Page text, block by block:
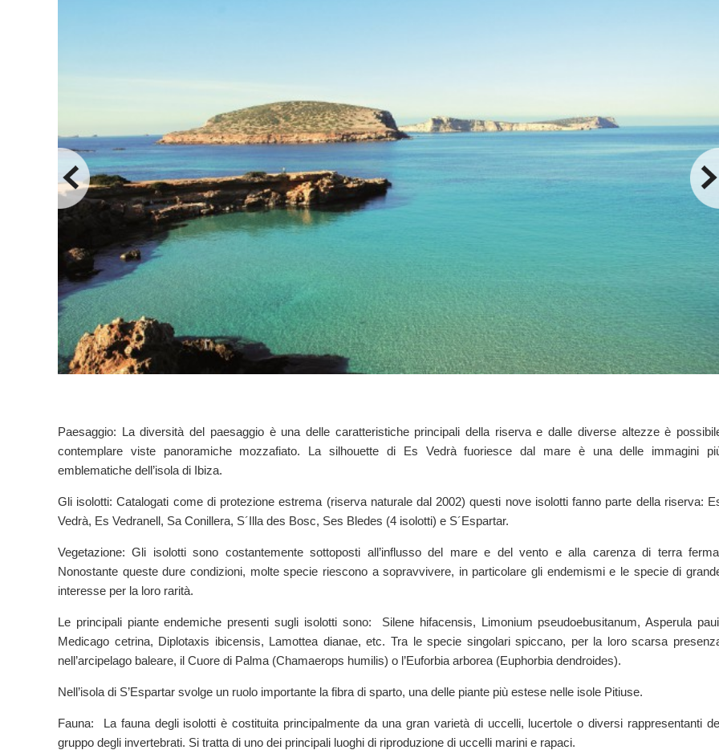
Paesaggio: La diversità del paesaggio è una delle caratteristiche principali della riserva e dalle diverse altezze è
contemplare viste panoramiche mozzafiato. La silhouette di Es Vedrà fuoriesce dal mare è una delle immagini
emblematiche dell’isola di Ibiza.
Gli isolotti: Catalogati come di protezione estrema (riserva naturale dal 2002) questi nove isolotti fanno parte della riserva:
Vedrà, Es Vedranell, Sa Conillera, S´Illa des Bosc, Ses Bledes (4 isolotti) e S´Espartar.
Vegetazione: Gli isolotti sono costantemente sottoposti all’influsso del mare e del vento e alla carenza di terra
Nonostante queste dure condizioni, molte specie riescono a sopravvivere, in particolare gli endemismi e le specie di
interesse per la loro rarità.
Le principali piante endemiche presenti sugli isolotti sono: Silene hifacensis, Limonium pseudoebusitanum, Asperula
Medicago cetrina, Diplotaxis ibicensis, Lamottea dianae, etc. Tra le specie singolari spiccano, per la loro scarsa
nell’arcipelago baleare, il Cuore di Palma (Chamaerops humilis) o l’Euforbia arborea (Euphorbia dendroides).
Nell’isola di S’Espartar svolge un ruolo importante la fibra di sparto, una delle piante più estese nelle isole Pitiuse.
Fauna: La fauna degli isolotti è costituita principalmente da una gran varietà di uccelli, lucertole o diversi rappresentanti
gruppo degli invertebrati. Si tratta di uno dei principali luoghi di riproduzione di uccelli marini e rapaci.